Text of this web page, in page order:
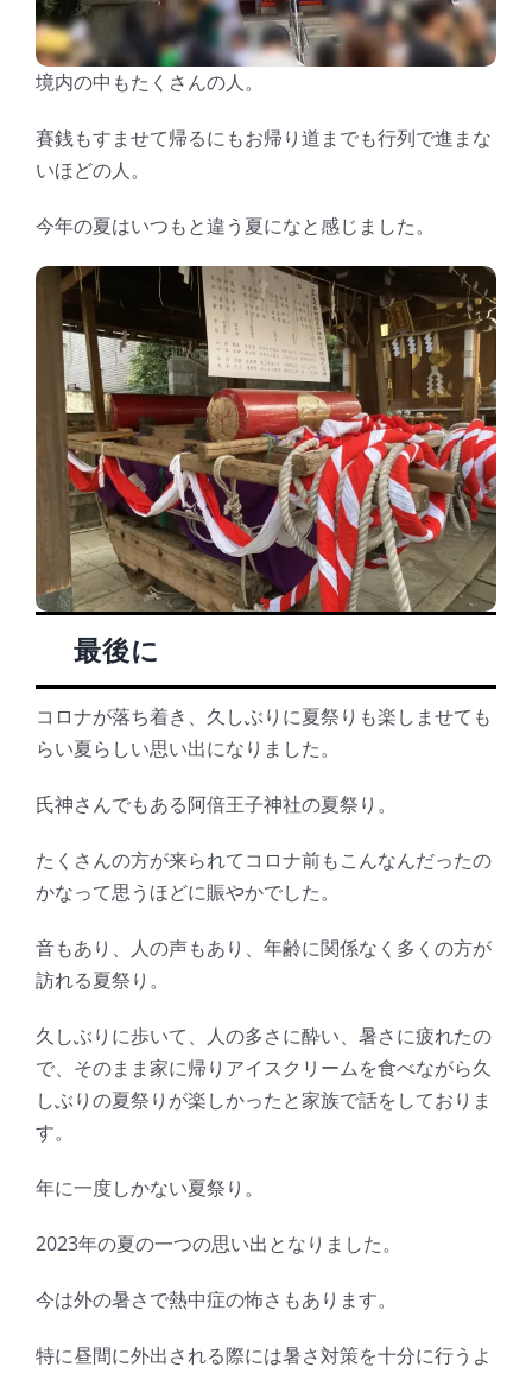
境内の中もたくさんの人。
賽銭もすませて帰るにもお帰り道までも行列で進まな
いほどの人。
今年の夏はいつもと違う夏になと感じました。
最後に
コロナが落ち着き、久しぶりに夏祭りも楽しませても
らい夏らしい思い出になりました。
氏神さんでもある阿倍王子神社の夏祭り。
たくさんの方が来られてコロナ前もこんなんだったの
かなって思うほどに賑やかでした。
音もあり、人の声もあり、年齢に関係なく多くの方が
訪れる夏祭り。
久しぶりに歩いて、人の多さに酔い、暑さに疲れたの
で、そのまま家に帰りアイスクリームを食べながら久
しぶりの夏祭りが楽しかったと家族で話をしておりま
す。
年に一度しかない夏祭り。
2023年の夏の一つの思い出となりました。
今は外の暑さで熱中症の怖さもあります。
特に昼間に外出される際には暑さ対策を十分に行うよ